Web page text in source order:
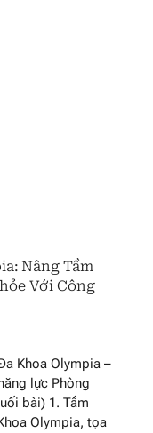
Nâng Tầm
Với Công
Khoa Olympia –
lực Phòng
bài) 1. Tầm
Olympia, tọa